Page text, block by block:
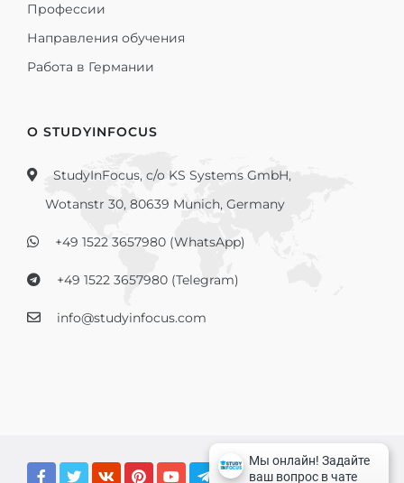
Профессии
Направления обучения
Работа в Германии
О STUDYINFOCUS
StudyInFocus, c/o KS Systems GmbH,
Wotanstr 30, 80639 Munich, Germany
+49 1522 3657980 (WhatsApp)
+49 1522 3657980 (Telegram)
info@studyinfocus.com